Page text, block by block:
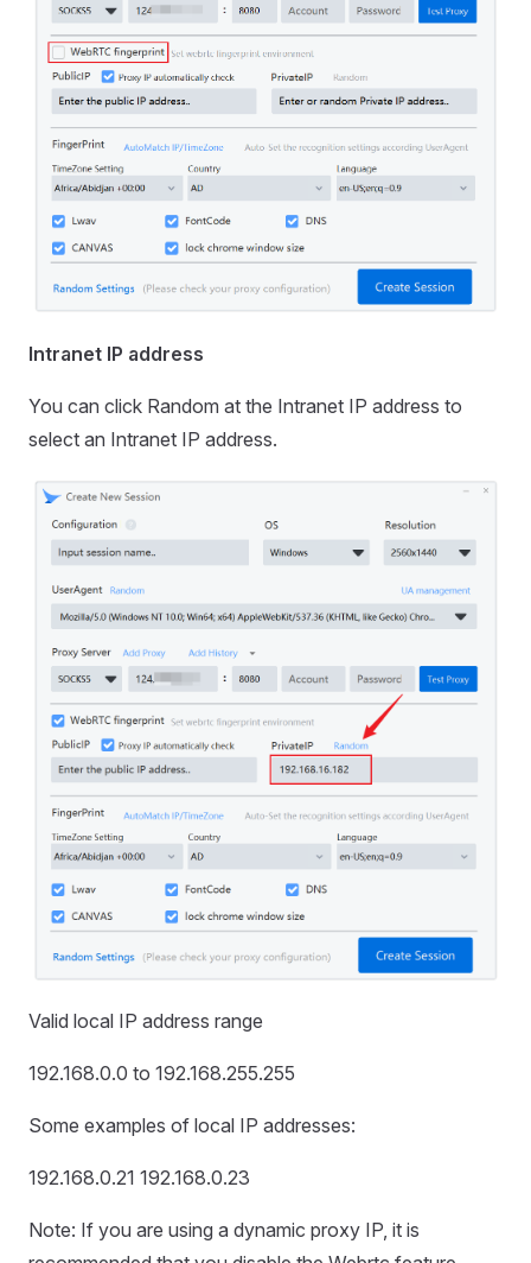
Intranet IP address
You can click Random at the Intranet IP address to
select an Intranet IP address.
Valid local IP address range
192.168.0.0 to 192.168.255.255
Some examples of local IP addresses:
192.168.0.21 192.168.0.23
Note: If you are using a dynamic proxy IP, it is